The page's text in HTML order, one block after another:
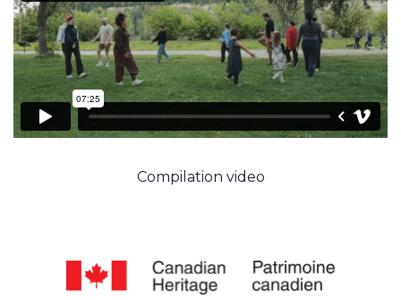
Compilation video